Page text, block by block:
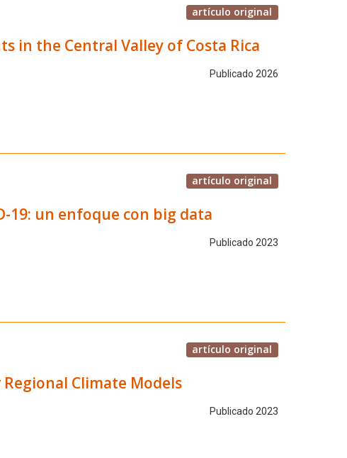
artículo original
in the Central Valley of Costa Rica
Publicado 2026
artículo original
19: un enfoque con big data
Publicado 2023
artículo original
Climate Models
Publicado 2023